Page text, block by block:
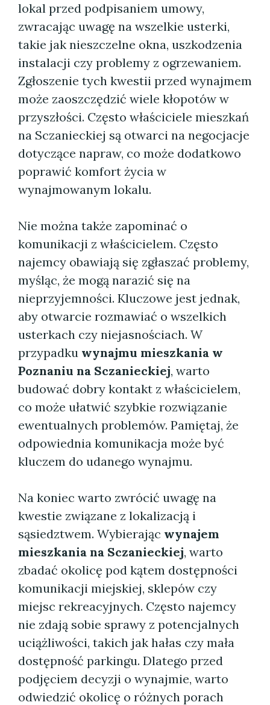
lokal przed podpisaniem umowy,
zwracając uwagę na wszelkie usterki,
takie jak nieszczelne okna, uszkodzenia
instalacji czy problemy z ogrzewaniem.
Zgłoszenie tych kwestii przed wynajmem
może zaoszczędzić wiele kłopotów w
przyszłości. Często właściciele mieszkań
na Sczanieckiej są otwarci na negocjacje
dotyczące napraw, co może dodatkowo
poprawić komfort życia w
wynajmowanym lokalu.
Nie można także zapominać o
komunikacji z właścicielem. Często
najemcy obawiają się zgłaszać problemy,
myśląc, że mogą narazić się na
nieprzyjemności. Kluczowe jest jednak,
aby otwarcie rozmawiać o wszelkich
usterkach czy niejasnościach. W
przypadku wynajmu mieszkania w
Poznaniu na Sczanieckiej, warto
budować dobry kontakt z właścicielem,
co może ułatwić szybkie rozwiązanie
ewentualnych problemów. Pamiętaj, że
odpowiednia komunikacja może być
kluczem do udanego wynajmu.
Na koniec warto zwrócić uwagę na
kwestie związane z lokalizacją i
sąsiedztwem. Wybierając wynajem
mieszkania na Sczanieckiej, warto
zbadać okolicę pod kątem dostępności
komunikacji miejskiej, sklepów czy
miejsc rekreacyjnych. Często najemcy
nie zdają sobie sprawy z potencjalnych
uciążliwości, takich jak hałas czy mała
dostępność parkingu. Dlatego przed
podjęciem decyzji o wynajmie, warto
odwiedzić okolicę o różnych porach